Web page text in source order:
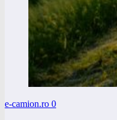
e-camion.ro 0